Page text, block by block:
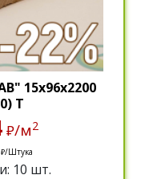
15х96х2200
Т
₽/м2
₽/Штука
10 шт.